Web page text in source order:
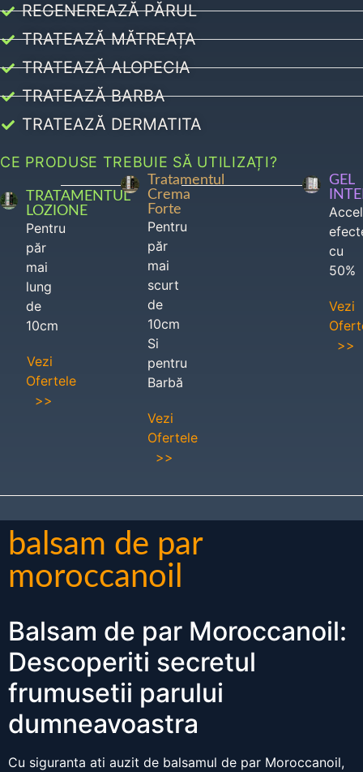
REGENEREAZĂ PĂRUL
TRATEAZĂ MĂTREAȚA
TRATEAZĂ ALOPECIA
TRATEAZĂ BARBA
TRATEAZĂ DERMATITA
CE PRODUSE TREBUIE SĂ UTILIZAȚI?
TRATAMENTUL
LOZIONE
Pentru
păr
mai
lung
de
10cm
Vezi
Ofertele
>>
Tratamentul
Crema
Forte
Pentru
păr
mai
scurt
de
10cm
Si
pentru
Barbă
Vezi
Ofertele
>>
GEL
cu
50%
Vezi
>>
balsam de par
moroccanoil
Balsam de par Moroccanoil:
Descoperiti secretul
frumusetii parului
dumneavoastra
Cu siguranta ati auzit de balsamul de par Moroccanoil,